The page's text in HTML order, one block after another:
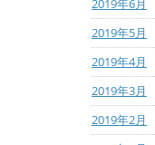
2019年6月
2019年5月
2019年4月
2019年3月
2019年2月